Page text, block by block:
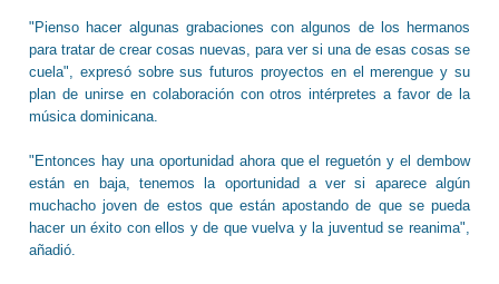
"Pienso hacer algunas grabaciones con algunos de los hermanos
para tratar de crear cosas nuevas, para ver si una de esas cosas se
cuela", expresó sobre sus futuros proyectos en el merengue y su
plan de unirse en colaboración con otros intérpretes a favor de la
música dominicana.
"Entonces hay una oportunidad ahora que el reguetón y el dembow
están en baja, tenemos la oportunidad a ver si aparece algún
muchacho joven de estos que están apostando de que se pueda
hacer un éxito con ellos y de que vuelva y la juventud se reanima",
añadió.